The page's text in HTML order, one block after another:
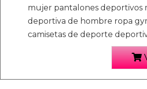
mujer pantalones deportivos
deportiva de hombre ropa
camisetas de deporte